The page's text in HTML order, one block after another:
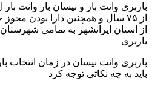
باربری وانت بار و نیسان بار وانت
از ۷۵ سال و همچنین دارا بودن
از استان ایرانشهر به تمامی
باربری
باربری وانت نیسان در زمان انتخاب
باید به چه نکاتی توجه کرد